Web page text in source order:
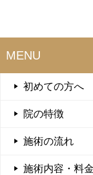
MENU
初めての方へ
院の特徴
施術の流れ
施術内容・料金